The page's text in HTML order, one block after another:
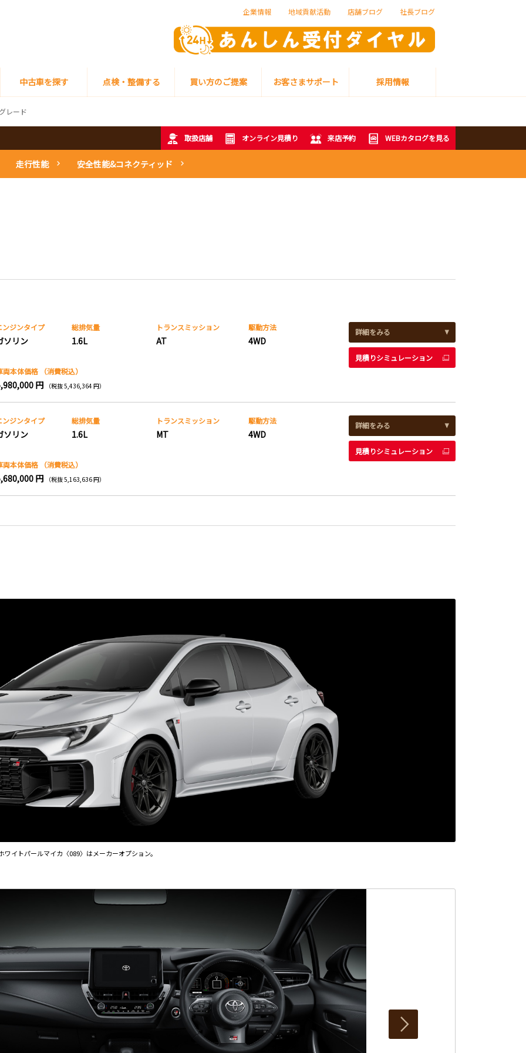
中古車を探す 点検・整備する 買い方のご提案 お客さまサポート 採用情報
企業情報 地域貢献活動 店舗ブログ 社長ブログ
レード
取扱店舗 オンライン見積り 来店予約 WEBカタログを見る
走行性能 安全性能&コネクティッド
ンジンタイプ
ソリン
総排気量
1.6L
トランスミッション
AT
駆動方法
4WD
両本体価格 （消費税込）
円 （税抜 5,436,364 円）
詳細をみる
見積りシミュレーション
ンジンタイプ
ソリン
総排気量
1.6L
トランスミッション
MT
駆動方法
4WD
両本体価格 （消費税込）
円 （税抜 5,163,636 円）
詳細をみる
見積りシミュレーション
イトパールマイカ〈089〉はメーカーオプション。